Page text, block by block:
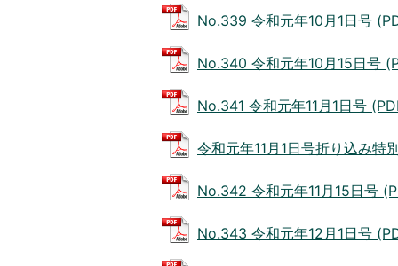
No.339 令和元年10月1日号
No.340 令和元年10月15日号
No.341 令和元年11月1日号
令和元年11月1日号折り込み特
No.342 令和元年11月15日号
No.343 令和元年12月1日号